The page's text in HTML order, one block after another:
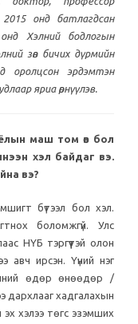
2015 онд батлагдсан
Хэлний бодлогын
зөв бичих дүрмийн
оролцсон эрдэмтэн
яриа өрнүүлэв.
маш том өв бол
хэл байдаг вэ.
вэ?
бүтээл бол хэл.
боломжгүй. Улс
НҮБ тэргүүтэй олон
авч ирсэн. Үүний нэг
өдөр өнөөдөр /
дархлааг хадгалахын
хэлээ төгс эзэмших